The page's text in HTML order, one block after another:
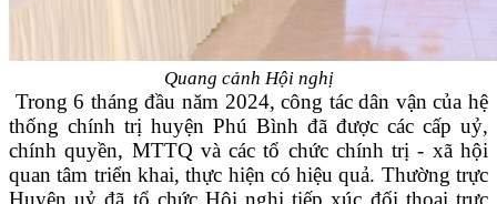
Quang cảnh Hội nghị
Trong 6 tháng đầu năm 2024, công tác dân vận của hệ
thống chính trị huyện Phú Bình đã được các cấp uỷ,
chính quyền, MTTQ và các tổ chức chính trị - xã hội
quan tâm triển khai, thực hiện có hiệu quả. Thường trực